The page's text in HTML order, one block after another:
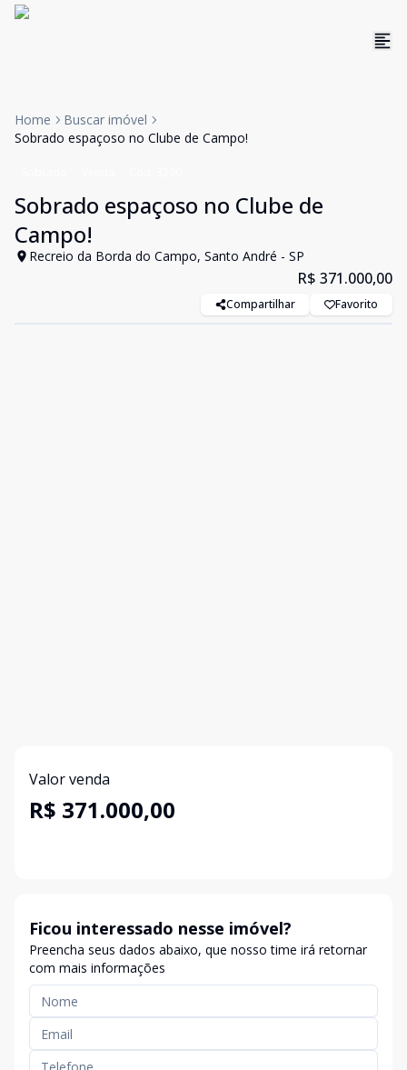
Home
Buscar imóvel
Sobrado espaçoso no Clube de Campo!
Sobrado espaçoso no Clube de
Campo!
Recreio da Borda do Campo, Santo André - SP
R$ 371.000,00
Compartilhar Favorito
Valor venda
R$ 371.000,00
Ficou interessado nesse imóvel?
Preencha seus dados abaixo, que nosso time irá retornar
com mais informações